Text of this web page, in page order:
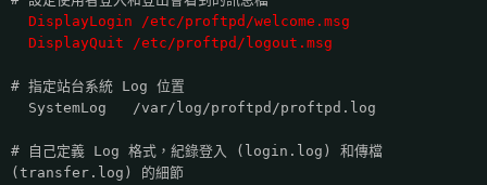
DisplayLogin /etc/proftpd/welcome.msg
DisplayQuit /etc/proftpd/logout.msg
# 指定站台系統 Log 位置
SystemLog /var/log/proftpd/proftpd.log
# 自己定義 Log 格式，紀錄登入 (login.log) 和傳檔
(transfer.log) 的細節